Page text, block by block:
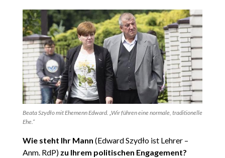
Beata Szydło mit Ehemenn Edward. „Wir führen eine normale, traditionelle
Ehe.“
Wie steht Ihr Mann (Edward Szydło ist Lehrer –
Anm. RdP) zu Ihrem politischen Engagement?